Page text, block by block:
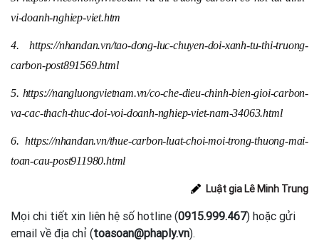
vi-doanh-nghiep-viet.htm
4. https://nhandan.vn/tao-dong-luc-chuyen-doi-xanh-tu-thi-truong-
carbon-post891569.html
5. https://nangluongvietnam.vn/co-che-dieu-chinh-bien-gioi-carbon-
va-cac-thach-thuc-doi-voi-doanh-nghiep-viet-nam-34063.html
6. https://nhandan.vn/thue-carbon-luat-choi-moi-trong-thuong-mai-
toan-cau-post911980.html
Luật gia Lê Minh Trung
Mọi chi tiết xin liên hệ số hotline (0915.999.467) hoặc gửi
email về địa chỉ (toasoan@phaply.vn).